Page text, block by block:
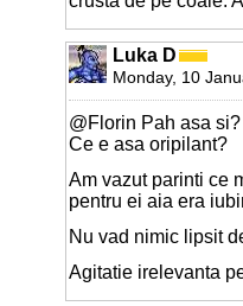
Luka D
Monday, 10
@Florin Pah asa
Ce e asa oripilant?
Am vazut parinti ce
pentru ei aia era
Nu vad nimic lipsit
Agitatie irelevanta